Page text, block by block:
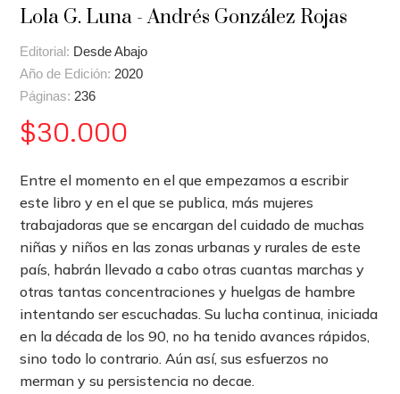
Lola G. Luna - Andrés González Rojas
Editorial: Desde Abajo
Año de Edición: 2020
Páginas: 236
$30.000
Entre el momento en el que empezamos a escribir
este libro y en el que se publica, más mujeres
trabajadoras que se encargan del cuidado de muchas
niñas y niños en las zonas urbanas y rurales de este
país, habrán llevado a cabo otras cuantas marchas y
otras tantas concentraciones y huelgas de hambre
intentando ser escuchadas. Su lucha continua, iniciada
en la década de los 90, no ha tenido avances rápidos,
sino todo lo contrario. Aún así, sus esfuerzos no
merman y su persistencia no decae.